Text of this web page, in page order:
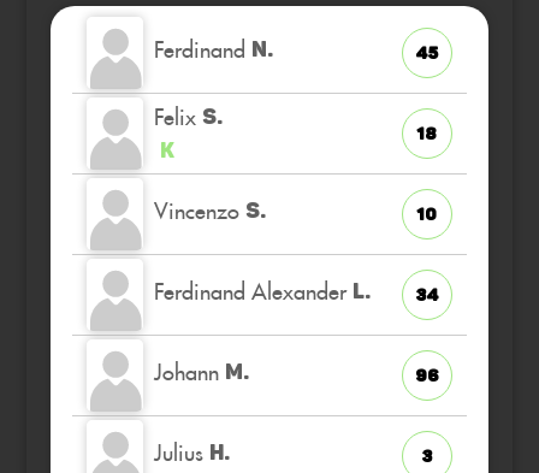
Ferdinand N. 45
Felix S.
K
18
Vincenzo S. 10
Ferdinand Alexander L. 34
Johann M. 96
Julius H. 3